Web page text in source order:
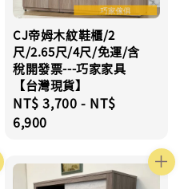
CJ帝姆木紋鞋櫃/2
尺/2.65尺/4尺/免運/含
稅開發票---巧家家具
【台灣現貨】
Regular
price
NT$ 3,700 - NT$
6,900